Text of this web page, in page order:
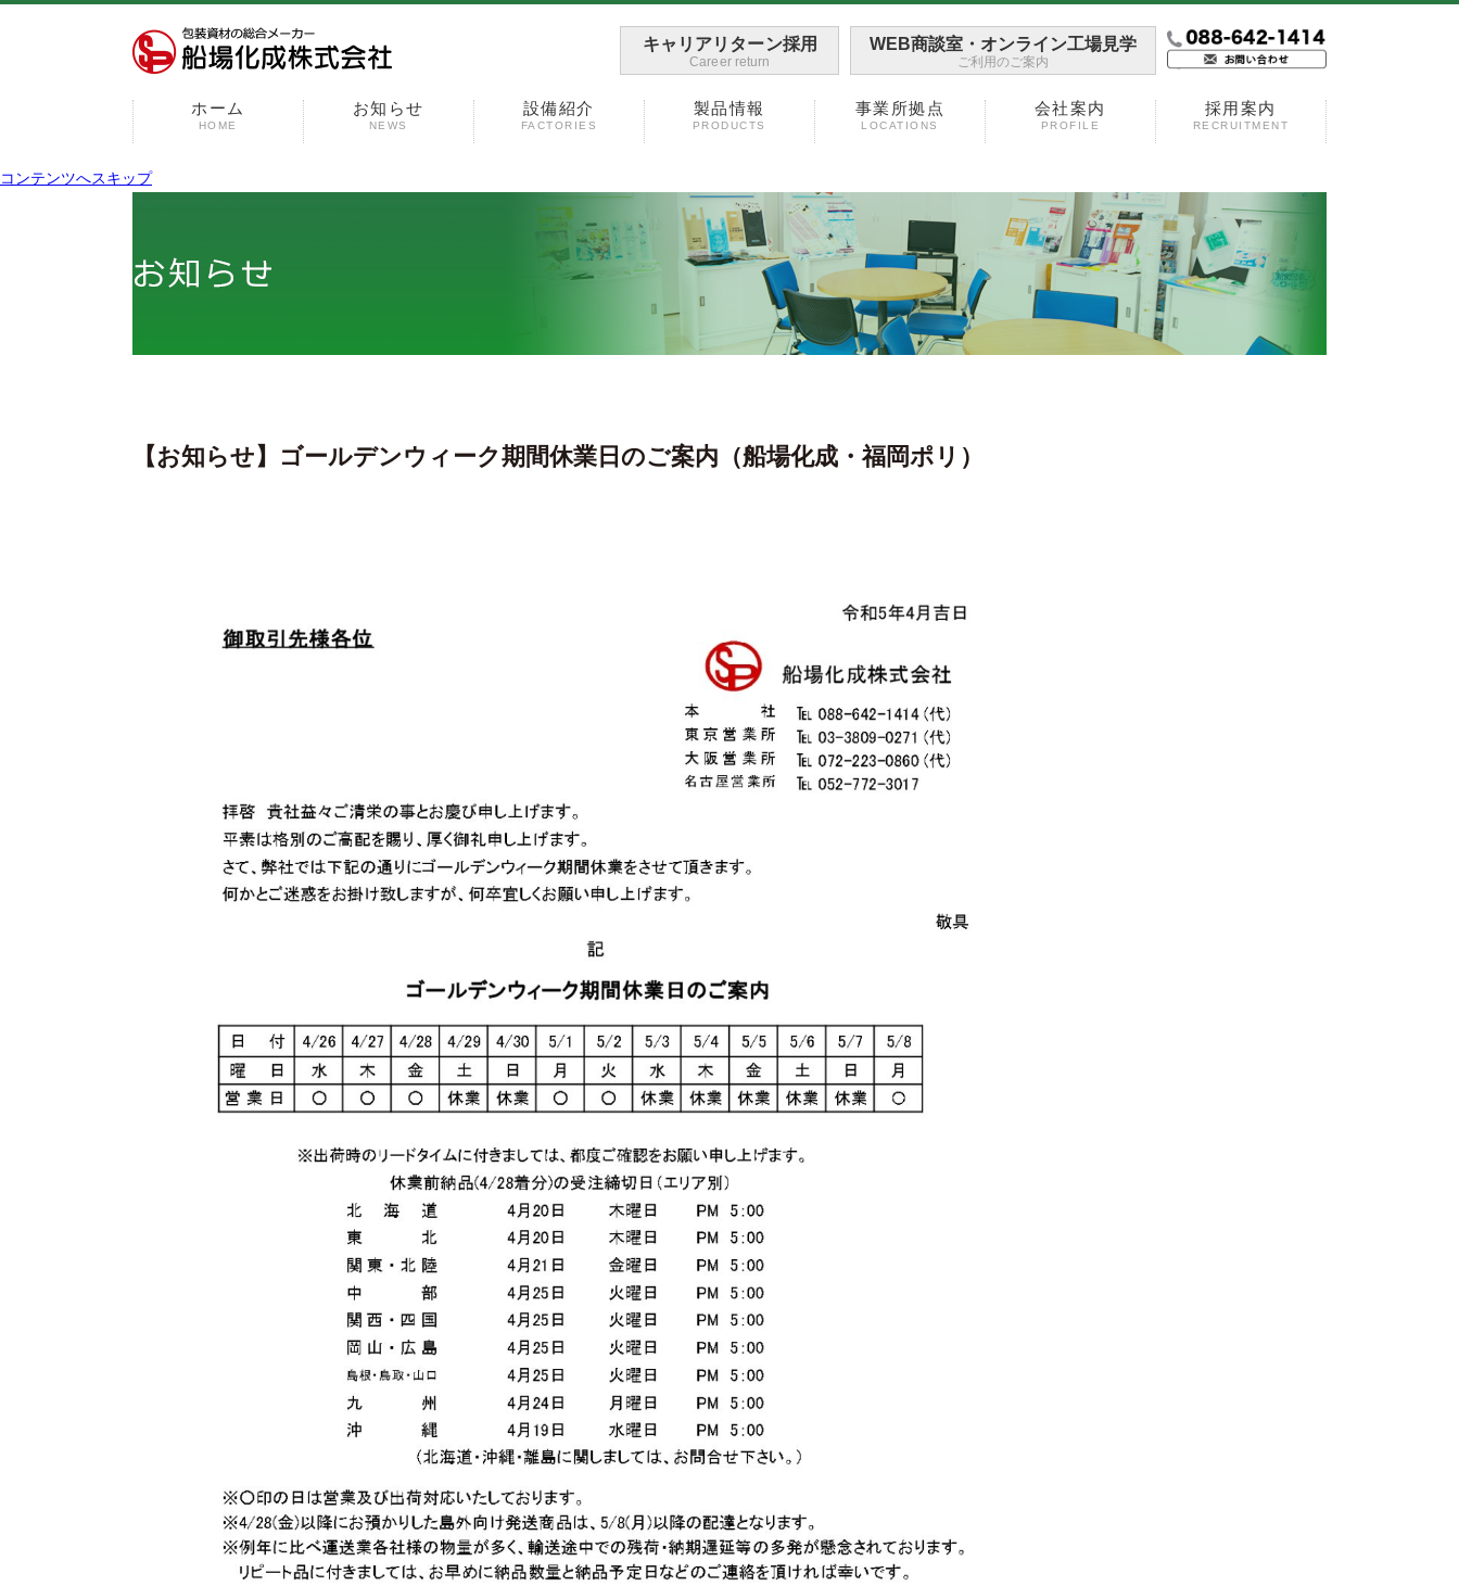
WEB商談室・オンライン工場見学
ご利用のご案内
キャリアリターン採用
Career return
ホーム
HOME
お知らせ
NEWS
設備紹介
FACTORIES
製品情報
PRODUCTS
事業所拠点
LOCATIONS
会社案内
PROFILE
採用案内
RECRUITMENT
コンテンツへスキップ
【お知らせ】ゴールデンウィーク期間休業日のご案内（船場化成・福岡ポリ）